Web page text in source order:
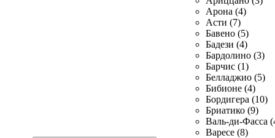
Арона (4)
Асти (7)
Бавено (5)
Бадези (4)
Бардолино (3)
Барчис (1)
Белладжио (5)
Бибионе (4)
Бордигера (10)
Бриатико (9)
Валь-ди-Фасса
Варесе (8)